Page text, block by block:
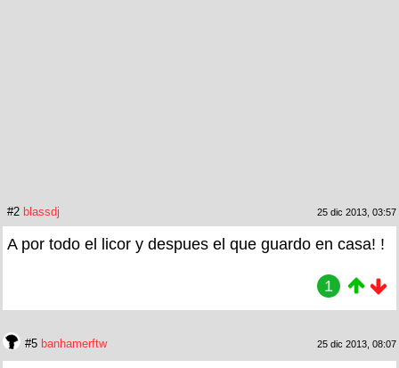
#2 blassdj 25 dic 2013, 03:57
A por todo el licor y despues el que guardo en casa! !
1
#5 banhamerftw 25 dic 2013, 08:07